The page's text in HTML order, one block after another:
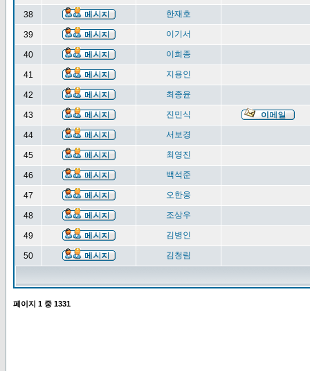
38 한재호
39 이기서
40 이희종
41 지용인
42 최종윤
43 진민식
44 서보경
45 최영진
46 백석준
47 오한웅
48 조상우
49 김병인
50 김청림
페이지 1 중 1331